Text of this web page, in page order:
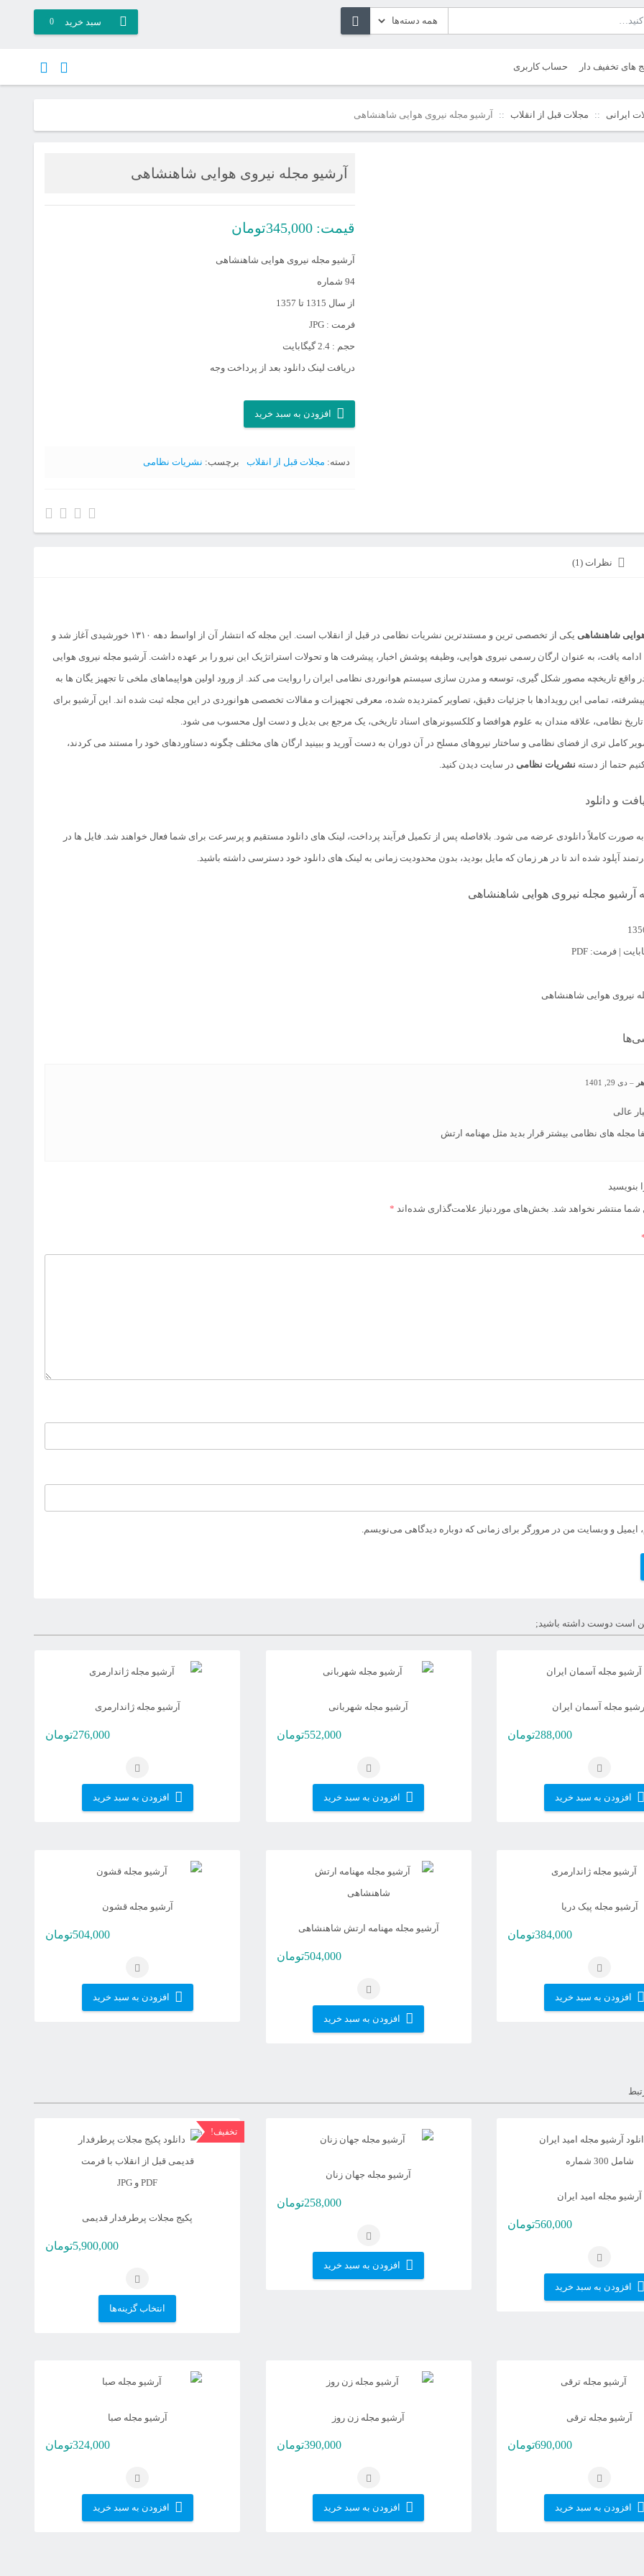
سبد خرید 0
های تخفیف دار حساب کاربری
ایرانی مجلات قبل از انقلاب آرشیو مجله نیروی هوایی شاهنشاهی
آرشیو مجله نیروی هوایی شاهنشاهی
قیمت: 345,000تومان
آرشیو مجله نیروی هوایی شاهنشاهی
94 شماره
از سال 1315 تا 1357
فرمت : JPG
حجم : 2.4 گیگابایت
دریافت لینک دانلود بعد از پرداخت وجه
آرشیو
مجله
افزودن به سبد خرید
دسته: مجلات قبل از انقلاب برچسب: نشریات نظامی
نظرات (1)
شاهنشاهی
یکی از تخصصی ترین و مستندترین نشریات نظامی در قبل از انقلاب است. این مجله که انتشار آن از اواسط دهه ۱۳۱۰ خورشیدی آغاز شد و
تا سال ۱۳۵۷ ادامه یافت، به عنوان ارگان رسمی نیروی هوایی، وظیفه پوشش اخبار، پیشرفت ها و تحولات استراتژیک این نیرو را بر عهده داشت. آرشیو مجله نیروی هوایی
واقع تاریخچه مصور شکل گیری، توسعه و مدرن سازی سیستم هوانوردی نظامی ایران را روایت می کند. از ورود اولین هواپیماهای ملخی تا تجهیز یگان ها به
تمامی این رویدادها با جزئیات دقیق، تصاویر کمتردیده شده، معرفی تجهیزات و مقالات تخصصی هوانوردی در این مجله ثبت شده اند. این آرشیو برای
نظامی، علاقه مندان به علوم هوافضا و کلکسیونرهای اسناد تاریخی، یک مرجع بی بدیل و دست اول محسوب می شود.
کامل تری از فضای نظامی و ساختار نیروهای مسلح در آن دوران به دست آورید و ببینید ارگان های مختلف چگونه دستاوردهای خود را مستند می کردند،
حتما از دسته نشریات نظامی در سایت دیدن کنید.
و دانلود
صورت کاملاً دانلودی عرضه می شود. بلافاصله پس از تکمیل فرآیند پرداخت، لینک های دانلود مستقیم و پرسرعت برای شما فعال خواهند شد. فایل ها در
آپلود شده اند تا در هر زمان که مایل بودید، بدون محدودیت زمانی به لینک های دانلود خود دسترسی داشته باشید.
آرشیو مجله نیروی هوایی شاهنشاهی
– دی 29, 1401
عالی
مجله های نظامی بیشتر قرار بدید مثل مهنامه ارتش
بنویسید
شما منتشر نخواهد شد. بخش‌های موردنیاز علامت‌گذاری شده‌اند *
ایمیل و وبسایت من در مرورگر برای زمانی که دوباره دیدگاهی می‌نویسم.
است دوست داشته باشید;
آرشیو مجله آسمان ایران
288,000تومان
افزودن به سبد خرید
آرشیو مجله شهربانی
552,000تومان
افزودن به سبد خرید
آرشیو مجله ژاندارمری
276,000تومان
افزودن به سبد خرید
آرشیو مجله پیک دریا
384,000تومان
افزودن به سبد خرید
آرشیو مجله مهنامه ارتش شاهنشاهی
504,000تومان
افزودن به سبد خرید
آرشیو مجله قشون
504,000تومان
افزودن به سبد خرید
آرشیو مجله امید ایران
560,000تومان
افزودن به سبد خرید
آرشیو مجله جهان زنان
258,000تومان
افزودن به سبد خرید
تخفیف!
پکیج مجلات پرطرفدار قدیمی
5,900,000تومان
انتخاب گزینه‌ها
محصول
ممکن
است
آرشیو مجله ترقی
690,000تومان
افزودن به سبد خرید
آرشیو مجله زن روز
390,000تومان
افزودن به سبد خرید
آرشیو مجله صبا
324,000تومان
افزودن به سبد خرید